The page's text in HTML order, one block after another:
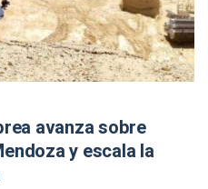
avanza sobre
y escala la